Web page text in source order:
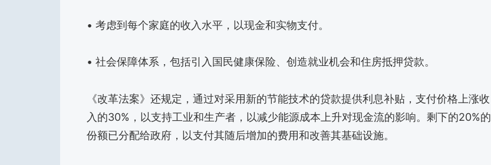
• 考虑到每个家庭的收入水平，以现金和实物支付。
• 社会保障体系，包括引入国民健康保险、创造就业机会和住房抵押贷款。
《改革法案》还规定，通过对采用新的节能技术的贷款提供利息补贴，支付价格上涨收
入的30%，以支持工业和生产者，以减少能源成本上升对现金流的影响。剩下的20%的
份额已分配给政府，以支付其随后增加的费用和改善其基础设施。